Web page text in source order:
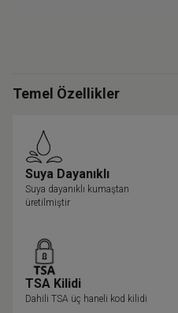
Temel Özellikler
Suya Dayanıklı
Suya dayanıklı kumaştan
üretilmiştir
TSA Kilidi
Dahili TSA üç haneli kod kilidi